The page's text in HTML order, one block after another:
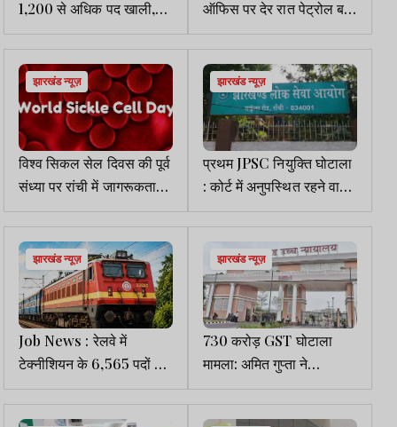
1,200 से अधिक पद खाली,
फिर भी प्रमोशन-तबादला नहीं,
DGP से लगाई गई गुहार
ऑफिस पर देर रात पेट्रोल बम
से हमला , जांच में जुटी पुलिस
झारखंड न्यूज़
विश्व सिकल सेल दिवस की पूर्व
संध्या पर रांची में जागरूकता
मार्च 18 जून को
झारखंड न्यूज़
प्रथम JPSC नियुक्ति घोटाला
: कोर्ट में अनुपस्थित रहने वाले
30 आरोपियों पर हो सकती है
कार्रवाई
झारखंड न्यूज़
Job News : रेलवे में
टेक्नीशियन के 6,565 पदों पर
भर्ती, 30 जून से शुरू होंगे
आवेदन
झारखंड न्यूज़
730 करोड़ GST घोटाला
मामला: अमित गुप्ता ने
प्रोविजनल बेल की याचिका ली
वापस